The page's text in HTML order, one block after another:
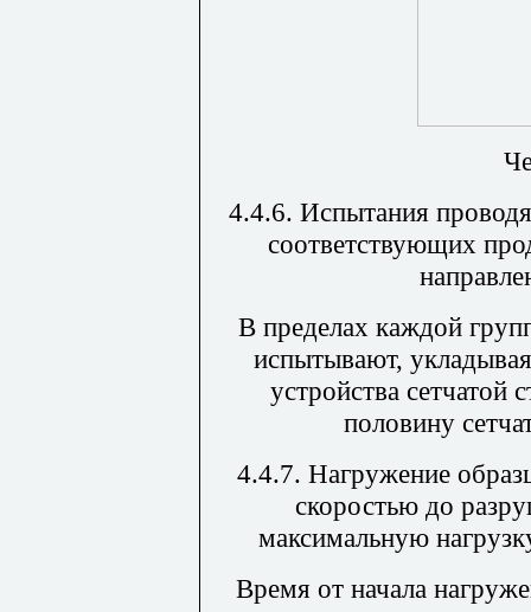
4.4.6. Испытания
соответствующих
В пределах каждой
испытывают,
устройства сетчатой
половину
4.4.7. Нагружение
скоростью до
максимальную
Время от начала